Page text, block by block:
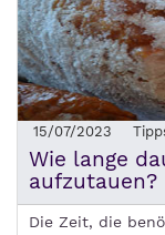
15/07/2023
Wie lange
aufzutauen?
Die Zeit, die